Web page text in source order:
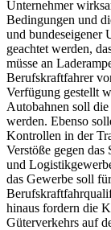
Unternehmer
Bedingungen und
und bundeseigener
geachtet werden,
müsse an
Berufskraftfahrer
Verfügung gestellt
Autobahnen soll
werden. Ebenso
Kontrollen in der
Verstöße gegen
und
das Gewerbe soll
hinaus fordern die
Güterverkehrs auf